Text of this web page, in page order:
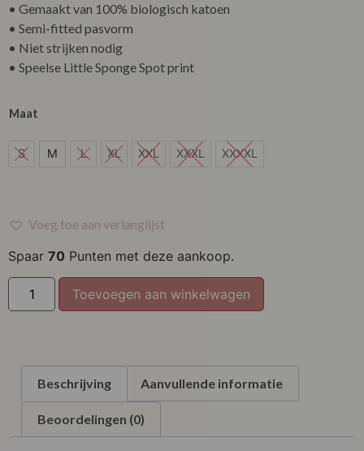
• Gemaakt van 100% biologisch katoen
• Semi-fitted pasvorm
• Niet strijken nodig
• Speelse Little Sponge Spot print
Maat
S
XXL
XXXL
S M L XL XXL XXXL XXXXL
Voeg toe aan verlanglijst
Spaar 70 Punten met deze aankoop.
Toevoegen aan winkelwagen
Beschrijving Aanvullende informatie
Beoordelingen (0)